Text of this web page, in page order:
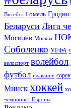
Витебск Гомель Гродно
Беларуси Лига
Могилев Москва
Соболенко УЕФА
велоспорт волейбол
футбол плавание
Минск хоккей
чемпионат Европы